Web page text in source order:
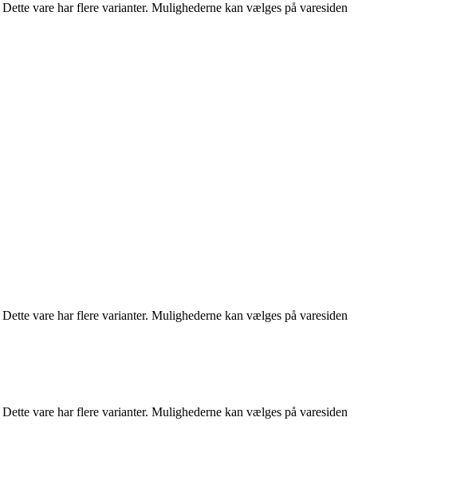
Dette vare har flere varianter. Mulighederne kan vælges på varesiden
Dette vare har flere varianter. Mulighederne kan vælges på varesiden
Dette vare har flere varianter. Mulighederne kan vælges på varesiden